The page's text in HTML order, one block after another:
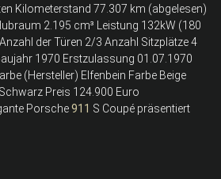
Kilometerstand 77.307 km (abgelesen)
2.195 cm³ Leistung 132kW (180
der Türen 2/3 Anzahl Sitzplätze 4
1970 Erstzulassung 01.07.1970
(Hersteller) Elfenbein Farbe Beige
Preis 124.900 Euro
Porsche911 S Coupé präsentiert